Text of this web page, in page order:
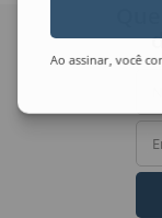
Ao assinar, você